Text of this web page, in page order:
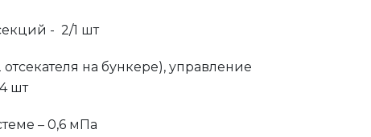
- 2/1 шт
на бункере), управление
шт
– 0,6 мПа